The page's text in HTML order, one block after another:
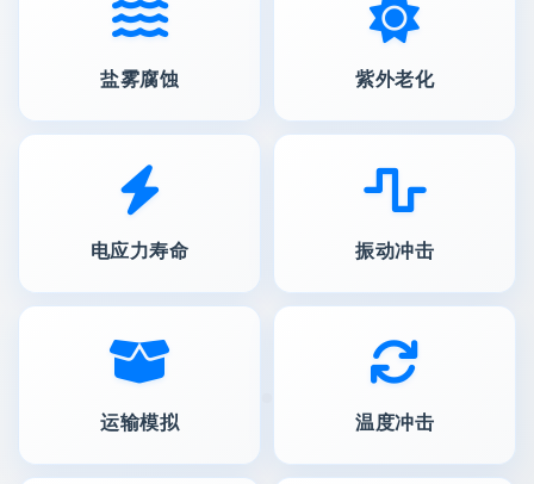
盐雾腐蚀 紫外老化
电应力寿命 振动冲击
运输模拟 温度冲击